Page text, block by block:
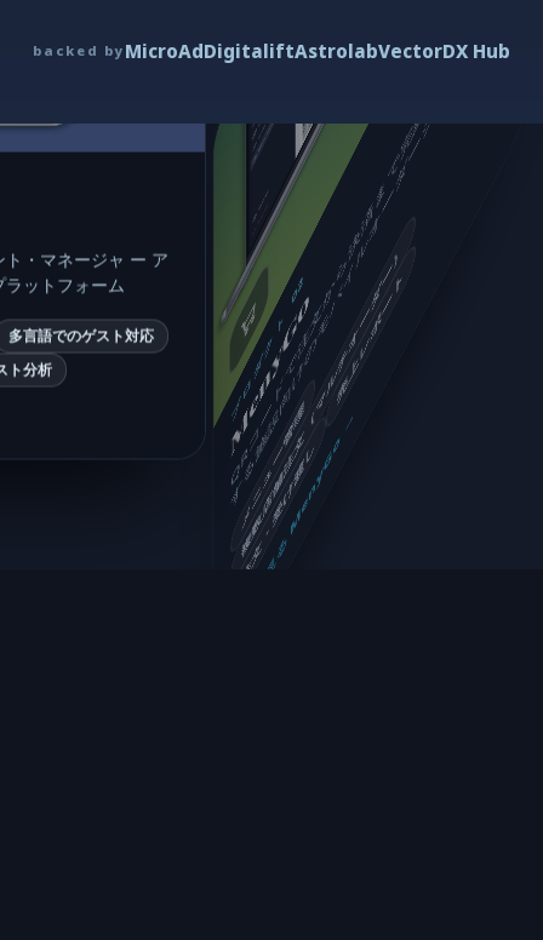
backed by MicroAdDigitaliftAstrolabVectorDX Hub
・マネージャ ー ア
ットフォーム
多言語でのゲスト対応
ト分析
プロダクト 02
MenyGo
Q
R
コ
ー
ド
で
注
文
か
ら
決
済
ま
で
完
結
す
る
、
混
雑
す
る
施
設
向
け
の
モ
バ
イ
ル
オ
ー
ダ
ー
シ
ス
テ
ム
メニュー管理
複数店舗注文（マルチオーダー）
注文・受け渡し
売上レポート
詳細を見る MenyGo →